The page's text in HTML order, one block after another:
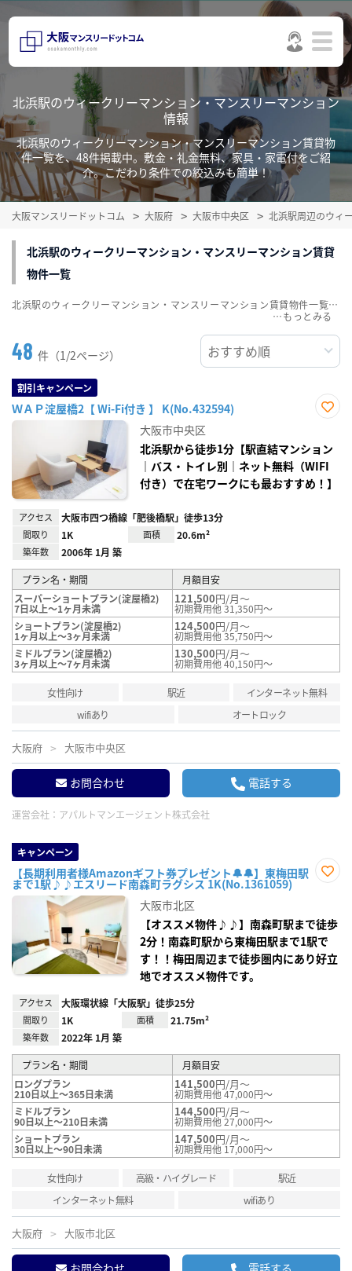
北浜駅のウィークリーマンション・マンスリーマンション
情報
北浜駅のウィークリーマンション・マンスリーマンション賃貸物
件一覧を、48件掲載中。敷金・礼金無料、家具・家電付をご紹
介。こだわり条件での絞込みも簡単！
大阪マンスリードットコム 大阪府 大阪市中央区 北浜駅周辺のウィ
北浜駅のウィークリーマンション・マンスリーマンション賃貸
物件一覧
48 件（1/2ページ）
割引キャンペーン
ＷＡＰ淀屋橋2【 Wi-Fi付き 】 K(No.432594)
り登
録
大阪市中央区
北浜駅から徒歩1分【駅直結マンション
｜バス・トイレ別｜ネット無料（WIFI
付き）で在宅ワークにも最おすすめ！】
アクセス 大阪市四つ橋線「肥後橋駅」徒歩13分
間取り 1K 面積 20.6m²
築年数 2006年 1月 築
プラン名・期間
月額目安
スーパーショートプラン(淀屋橋2)
7日以上～1ヶ月未満
121,500円/月～
初期費用他 31,350円～
ショートプラン(淀屋橋2)
1ヶ月以上～3ヶ月未満
124,500円/月～
初期費用他 35,750円～
ミドルプラン(淀屋橋2)
3ヶ月以上～7ヶ月未満
130,500円/月～
初期費用他 40,150円～
女性向け 駅近
インターネット無料
wifiあり
オートロック
大阪府 大阪市中央区
お問合わせ 電話する
運営会社： アパルトマンエージェント株式会社
キャンペーン
【長期利用者様Amazonギフト券プレゼント🔔🔔】東梅田駅
まで1駅♪♪エスリード南森町ラグシス 1K(No.1361059)
録
大阪市北区
【オススメ物件♪♪】南森町駅まで徒歩
2分！南森町駅から東梅田駅まで1駅で
す！！梅田周辺まで徒歩圏内にあり好立
地でオススメ物件です。
アクセス 大阪環状線「大阪駅」徒歩25分
間取り 1K 面積 21.75m²
築年数 2022年 1月 築
プラン名・期間
月額目安
ロングプラン
210日以上～365日未満
141,500円/月～
初期費用他 47,000円～
ミドルプラン
90日以上～210日未満
144,500円/月～
初期費用他 27,000円～
ショートプラン
30日以上～90日未満
147,500円/月～
初期費用他 17,000円～
女性向け 高級・ハイグレード
駅近
インターネット無料
wifiあり
大阪府 大阪市北区
北浜駅のウィークリーマンション・マンスリーマンション賃貸物件一覧を、48件掲載中。敷金・礼金無料、家具・家電付をご紹介。こだわり条件での絞込みも簡単！
…